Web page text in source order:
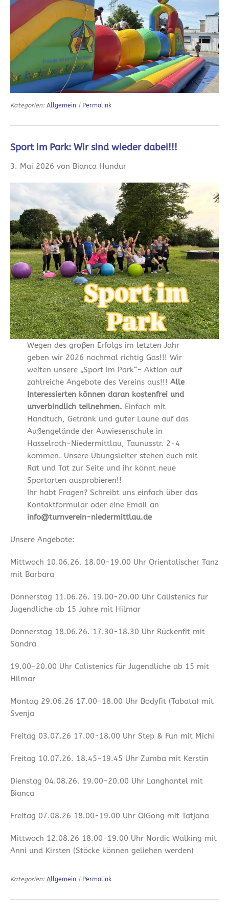
Kategorien: Allgemein | Permalink
Sport im Park: Wir sind wieder dabei!!!
3. Mai 2026 von Bianca Hundur
Wegen des großen Erfolgs im letzten Jahr
geben wir 2026 nochmal richtig Gas!!! Wir
weiten unsere „Sport im Park“- Aktion auf
zahlreiche Angebote des Vereins aus!!! Alle
Interessierten können daran kostenfrei und
unverbindlich teilnehmen. Einfach mit
Handtuch, Getränk und guter Laune auf das
Außengelände der Auwiesenschule in
Hasselroth-Niedermittlau, Taunusstr. 2-4
kommen. Unsere Übungsleiter stehen euch mit
Rat und Tat zur Seite und ihr könnt neue
Sportarten ausprobieren!!
Ihr habt Fragen? Schreibt uns einfach über das
Kontaktformular oder eine Email an
info@turnverein-niedermittlau.de
Unsere Angebote:
Mittwoch 10.06.26. 18.00-19.00 Uhr Orientalischer Tanz
mit Barbara
Donnerstag 11.06.26. 19.00-20.00 Uhr Calistenics für
Jugendliche ab 15 Jahre mit Hilmar
Donnerstag 18.06.26. 17.30-18.30 Uhr Rückenfit mit
Sandra
19.00-20.00 Uhr Calistenics für Jugendliche ab 15 mit
Hilmar
Montag 29.06.26 17.00-18.00 Uhr Bodyfit (Tabata) mit
Svenja
Freitag 03.07.26 17.00-18.00 Uhr Step & Fun mit Michi
Freitag 10.07.26. 18.45-19.45 Uhr Zumba mit Kerstin
Dienstag 04.08.26. 19.00-20.00 Uhr Langhantel mit
Bianca
Freitag 07.08.26 18.00-19.00 Uhr QiGong mit Tatjana
Mittwoch 12.08.26 18.00-19.00 Uhr Nordic Walking mit
Anni und Kirsten (Stöcke können geliehen werden)
Kategorien: Allgemein | Permalink